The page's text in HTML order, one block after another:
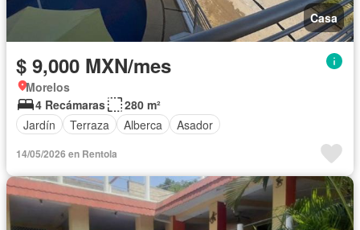
Casa
$ 9,000 MXN/mes
Morelos
4 Recámaras
280 m²
Jardín
Terraza Alberca Asador
14/05/2026 en Rentola